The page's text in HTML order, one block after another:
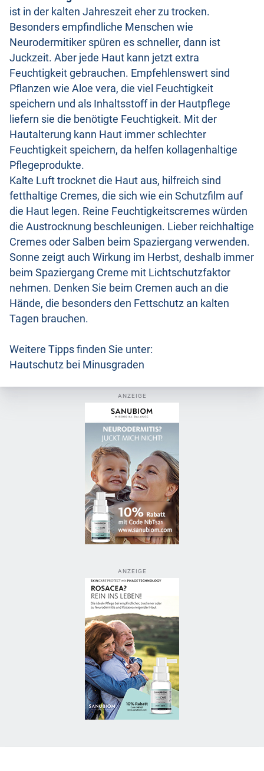
ist in der kalten Jahreszeit eher zu trocken.
Besonders empfindliche Menschen wie
Neurodermitiker spüren es schneller, dann ist
Juckzeit. Aber jede Haut kann jetzt extra
Feuchtigkeit gebrauchen. Empfehlenswert sind
Pflanzen wie Aloe vera, die viel Feuchtigkeit
speichern und als Inhaltsstoff in der Hautpflege
liefern sie die benötigte Feuchtigkeit. Mit der
Hautalterung kann Haut immer schlechter
Feuchtigkeit speichern, da helfen kollagenhaltige
Pflegeprodukte.
Kalte Luft trocknet die Haut aus, hilfreich sind
fetthaltige Cremes, die sich wie ein Schutzfilm auf
die Haut legen. Reine Feuchtigkeitscremes würden
die Austrocknung beschleunigen. Lieber reichhaltige
Cremes oder Salben beim Spaziergang verwenden.
Sonne zeigt auch Wirkung im Herbst, deshalb immer
beim Spaziergang Creme mit Lichtschutzfaktor
nehmen. Denken Sie beim Cremen auch an die
Hände, die besonders den Fettschutz an kalten
Tagen brauchen.
Weitere Tipps finden Sie unter:
Hautschutz bei Minusgraden
ANZEIGE
ANZEIGE